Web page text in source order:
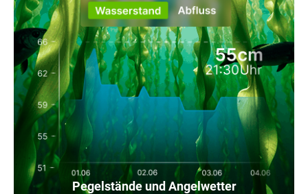
Pegelstände und Angelwetter